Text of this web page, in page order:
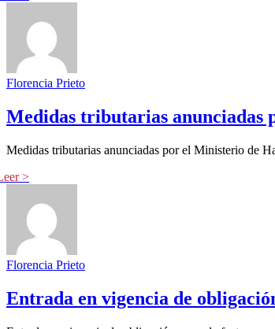
Florencia Prieto
Medidas tributarias anunciadas
Medidas tributarias anunciadas por el Ministerio de
Florencia Prieto
Entrada en vigencia de